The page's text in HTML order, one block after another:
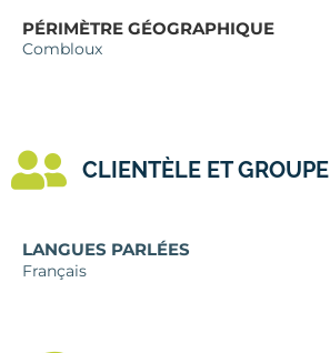
PÉRIMÈTRE GÉOGRAPHIQUE
Combloux
CLIENTÈLE ET GROUPE
LANGUES PARLÉES
Français